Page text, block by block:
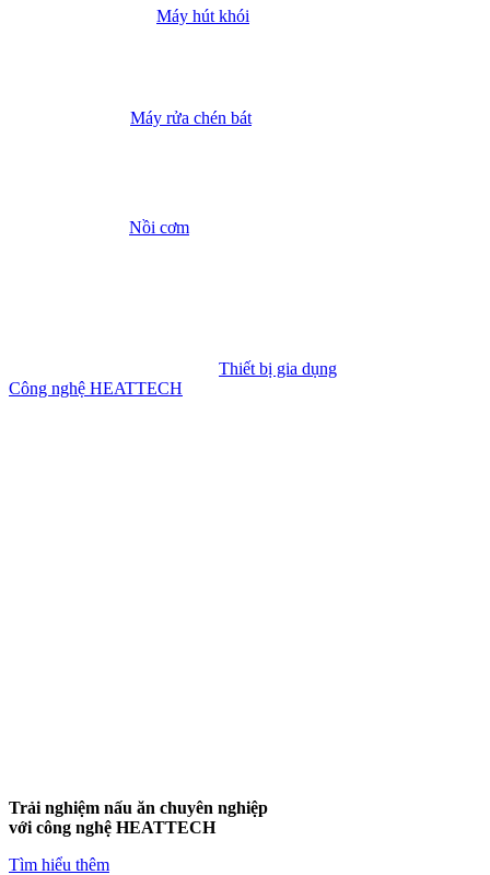
Máy hút khói
Máy rửa chén bát
Nồi cơm
Thiết bị gia dụng
Công nghệ HEATTECH
Trải nghiệm nấu ăn chuyên nghiệp
với công nghệ HEATTECH
Tìm hiểu thêm